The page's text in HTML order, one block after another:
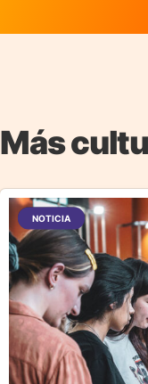
Más
NOTICIA